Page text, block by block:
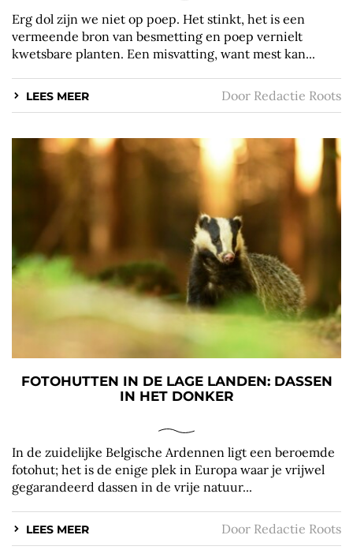
Erg dol zijn we niet op poep. Het stinkt, het is een
vermeende bron van besmetting en poep vernielt
kwetsbare planten. Een misvatting, want mest kan...
LEES MEER Door Redactie Roots
FOTOHUTTEN IN DE LAGE LANDEN: DASSEN
IN HET DONKER
In de zuidelijke Belgische Ardennen ligt een beroemde
fotohut; het is de enige plek in Europa waar je vrijwel
gegarandeerd dassen in de vrije natuur...
LEES MEER Door Redactie Roots